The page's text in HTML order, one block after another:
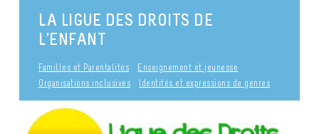
LA LIGUE DES DROITS DE
L’ENFANT
Familles et Parentalités
Enseignement et jeunesse
Organisations inclusives
Identités et expressions de genres